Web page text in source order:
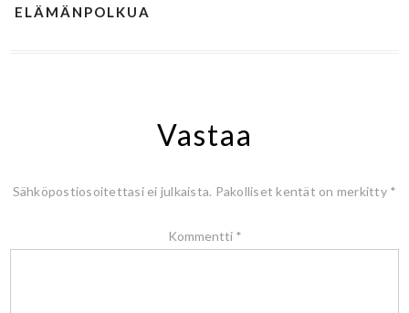
ELÄMÄNPOLKUA
Vastaa
Sähköpostiosoitettasi ei julkaista. Pakolliset kentät on merkitty *
Kommentti *